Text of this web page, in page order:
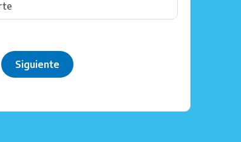
Siguiente